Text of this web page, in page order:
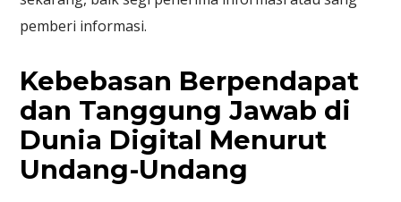
pemberi informasi.
Kebebasan Berpendapat
dan Tanggung Jawab di
Dunia Digital Menurut
Undang-Undang